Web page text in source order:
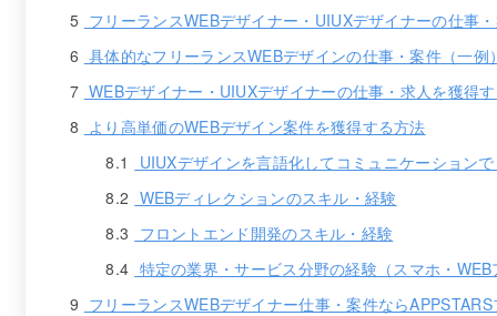
5 フリーランスWEBデザイナー・UIUXデザイナーの仕事
6 具体的なフリーランスWEBデザインの仕事・案件（一例
7 WEBデザイナー・UIUXデザイナーの仕事・求人を獲得
8 より高単価のWEBデザイン案件を獲得する方法
8.1
UIUXデザインを言語化してコミュニケーション
8.2 WEBディレクションのスキル・経験
8.3 フロントエンド開発のスキル・経験
8.4 特定の業界・サービス分野の経験（スマホ・
9 フリーランスWEBデザイナー仕事・案件なら